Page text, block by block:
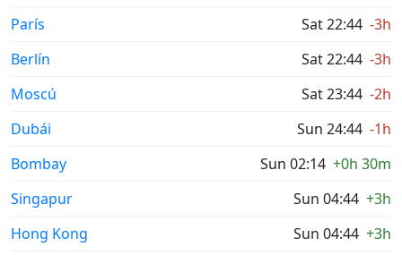
París
Sat 22:44 -3h
Berlín
Sat 22:44 -3h
Moscú
Sat 23:44 -2h
Dubái
Sun 24:44 -1h
Bombay
Sun 02:14 +0h 30m
Singapur
Sun 04:44 +3h
Hong Kong
Sun 04:44 +3h